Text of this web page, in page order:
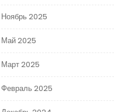
Ноябрь 2025
Май 2025
Март 2025
Февраль 2025